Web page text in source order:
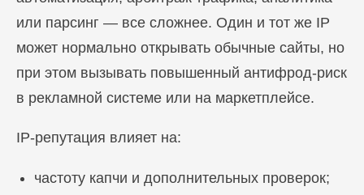
или парсинг — все сложнее. Один и тот же IP
может нормально открывать обычные сайты, но
при этом вызывать повышенный антифрод-риск
в рекламной системе или на маркетплейсе.
IP-репутация влияет на:
частоту капчи и дополнительных проверок;